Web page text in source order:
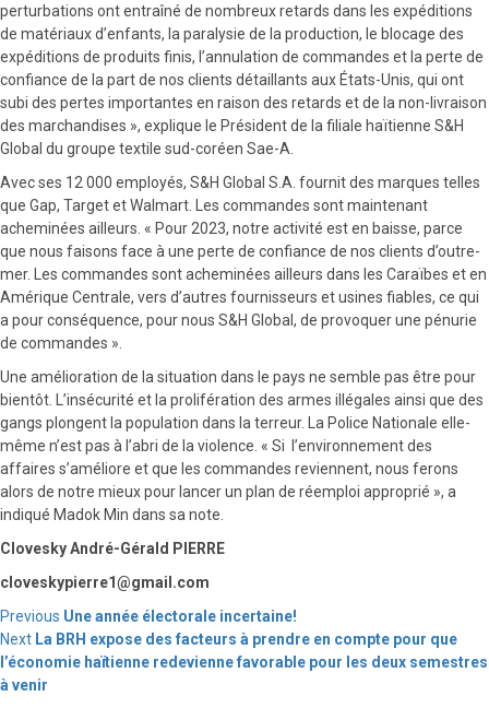
perturbations ont entraîné de nombreux retards dans les expéditions
de matériaux d’enfants, la paralysie de la production, le blocage des
expéditions de produits finis, l’annulation de commandes et la perte de
confiance de la part de nos clients détaillants aux États-Unis, qui ont
subi des pertes importantes en raison des retards et de la non-livraison
des marchandises », explique le Président de la filiale haïtienne S&H
Global du groupe textile sud-coréen Sae-A.
Avec ses 12 000 employés, S&H Global S.A. fournit des marques telles
que Gap, Target et Walmart. Les commandes sont maintenant
acheminées ailleurs. « Pour 2023, notre activité est en baisse, parce
que nous faisons face à une perte de confiance de nos clients d’outre-
mer. Les commandes sont acheminées ailleurs dans les Caraïbes et en
Amérique Centrale, vers d’autres fournisseurs et usines fiables, ce qui
a pour conséquence, pour nous S&H Global, de provoquer une pénurie
de commandes ».
Une amélioration de la situation dans le pays ne semble pas être pour
bientôt. L’insécurité et la prolifération des armes illégales ainsi que des
gangs plongent la population dans la terreur. La Police Nationale elle-
même n’est pas à l’abri de la violence. « Si l’environnement des
affaires s’améliore et que les commandes reviennent, nous ferons
alors de notre mieux pour lancer un plan de réemploi approprié », a
indiqué Madok Min dans sa note.
Clovesky André-Gérald PIERRE
cloveskypierre1@gmail.com
Continue
Reading
Previous Une année électorale incertaine!
Next La BRH expose des facteurs à prendre en compte pour que
l’économie haïtienne redevienne favorable pour les deux semestres
à venir